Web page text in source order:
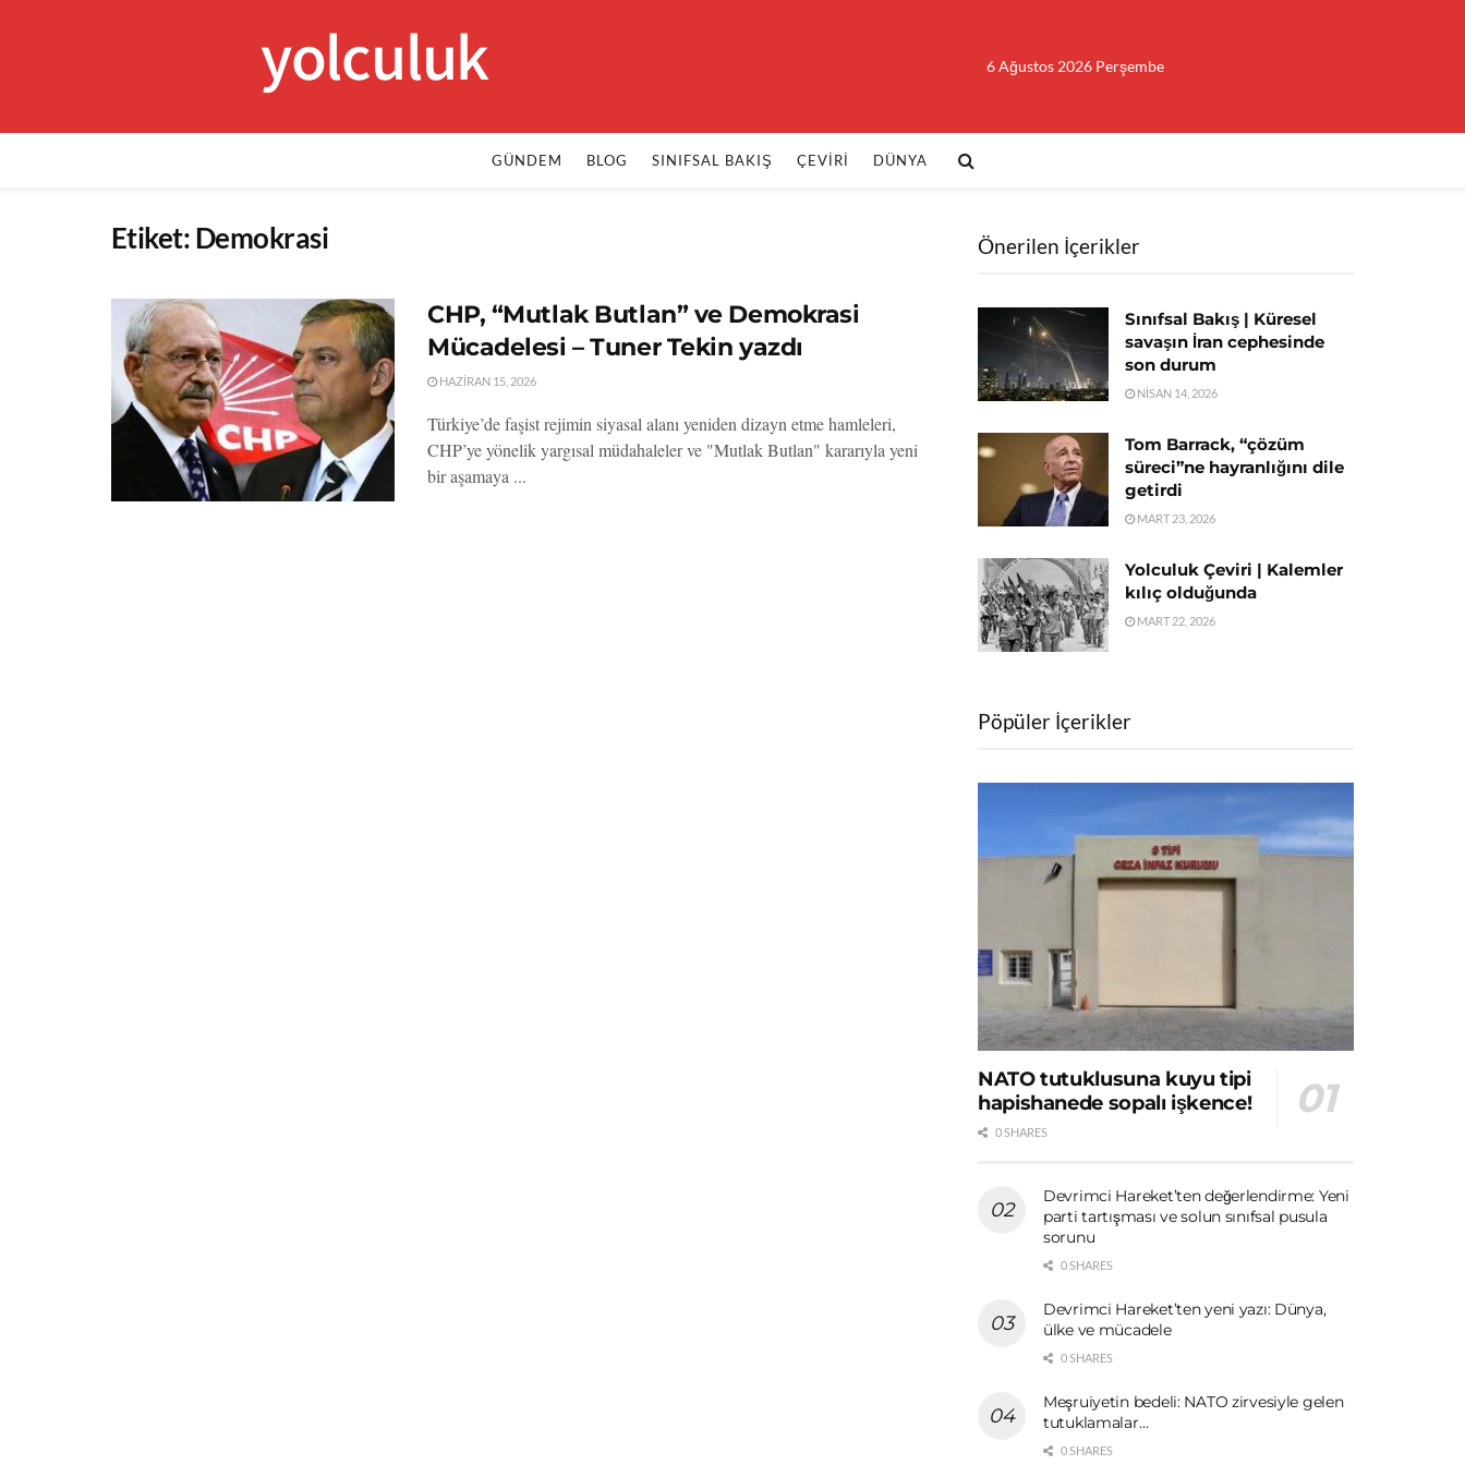
yolculuk 6 Ağustos 2026 Perşembe
GÜNDEM BLOG SINIFSAL BAKIŞ ÇEVIRI DÜNYA
Etiket:Demokrasi
CHP, “Mutlak Butlan” ve Demokrasi
Mücadelesi – Tuner Tekin yazdı
HAZIRAN 15, 2026
Türkiye’de faşist rejimin siyasal alanı yeniden dizayn etme hamleleri,
CHP’ye yönelik yargısal müdahaleler ve "Mutlak Butlan" kararıyla yeni
bir aşamaya ...
Önerilen İçerikler
Sınıfsal Bakış | Küresel
savaşın İran cephesinde
son durum
NISAN 14, 2026
Tom Barrack, “çözüm
süreci”ne hayranlığını dile
getirdi
MART 23, 2026
Yolculuk Çeviri | Kalemler
kılıç olduğunda
MART 22, 2026
Pöpüler İçerikler
NATO tutuklusuna kuyu tipi
hapishanede sopalı işkence!
0 SHARES
Devrimci Hareket’ten değerlendirme: Yeni
parti tartışması ve solun sınıfsal pusula
sorunu
0 SHARES
Devrimci Hareket’ten yeni yazı: Dünya,
ülke ve mücadele
0 SHARES
Meşruiyetin bedeli: NATO zirvesiyle gelen
tutuklamalar…
0 SHARES